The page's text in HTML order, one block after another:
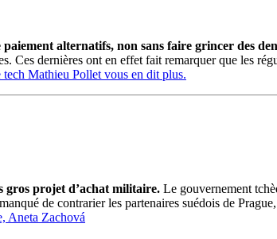
alternatifs, non sans faire grincer des
Ces dernières ont en effet fait remarquer que les
Mathieu Pollet vous en dit plus.
gros projet d’achat militaire. Le gouvernement
de contrarier les partenaires suédois de
Aneta Zachová